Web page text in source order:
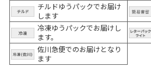
チルドゆうパックでお届け
します
冷凍ゆうパックでお届けし
ます。
佐川急便でのお届けとなり
ます